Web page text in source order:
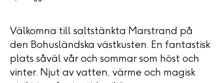
Välkomna till saltstänkta Marstrand på
den Bohusländska västkusten. En fantastisk
plats såväl vår och sommar som höst och
vinter. Njut av vatten, värme och magisk